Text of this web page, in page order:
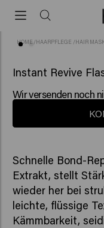
HOME /HAARPFLEGE /HAIR
NEU
Instant Revive
Wir versenden noch
Schnelle Bond-
Extrakt, stellt
wieder her bei
leichte, flüssige
Kämmbarkeit,